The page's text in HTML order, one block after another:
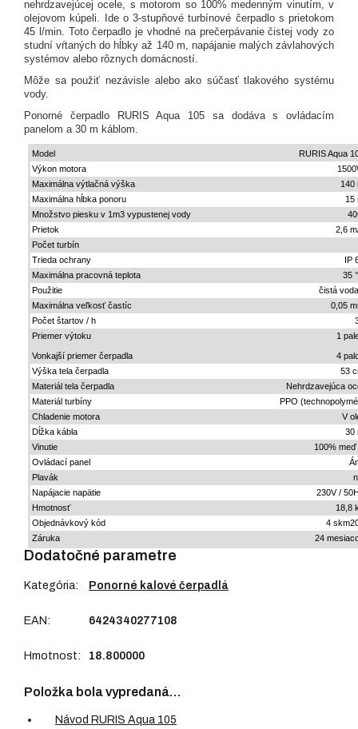
nehrdzavejúcej ocele, s motorom so 100% medenným vinutím, v
olejovom kúpeli.
Ide o 3-stupňové turbínové čerpadlo s prietokom
45 l/min. Toto čerpadlo je vhodné na prečerpávanie čistej vody zo
studní vŕtaných do hĺbky až 140 m, napájanie malých závlahových
systémov alebo rôznych domácností.
Môže sa použiť nezávisle alebo ako súčasť tlakového systému
vody.
Ponorné čerpadlo RURIS Aqua 105 sa dodáva s ovládacím
panelom a 30 m káblom.
Model
RURIS Aqua
Výkon motora
Maximálna výtlačná výška
140
Maximálna hĺbka ponoru
15
Množstvo piesku v 1m3 vypustenej vody
Prietok
2,6
Počet turbín
Trieda ochrany
IP
Maximálna pracovná teplota
35
Použitie čistá voda
Maximálna veľkosť častíc
0,05
Počet štartov / h
Priemer výtoku
1
Vonkajší priemer čerpadla
4
Výška tela čerpadla
53
Materiál tela čerpadla
Nehrdzavejúca
Materiál turbíny
PPO
Chladenie motora
V
Dĺžka kábla
30
Vinutie 100% meď
Ovládací panel
Plavák
Napájacie napätie
230V /
Hmotnosť
18,8
Objednávkový kód
4
Záruka
24
Dodatočné parametre
Kategória: Ponorné kalové čerpadlá
EAN : 6424340277108
Hmotnost: 18.800000
Položka bola vypredaná…
Návod RURIS Aqua 105